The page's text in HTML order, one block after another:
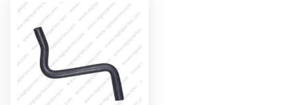
Mástil
Baleros de mástil
Bujes
Cadenas de mástil
Medias lunas
Pernos